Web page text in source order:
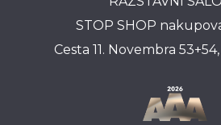
STOP SHOP
Cesta 11. Novembra